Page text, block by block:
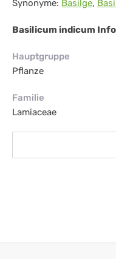
Synonyme: Basilge,
Basilicum indicum
Hauptgruppe
Pflanze
Familie
Lamiaceae